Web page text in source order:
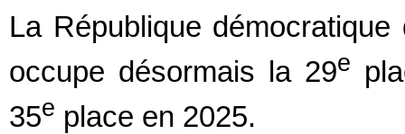
La République
occupe désormais la 29e
35e place en 2025.